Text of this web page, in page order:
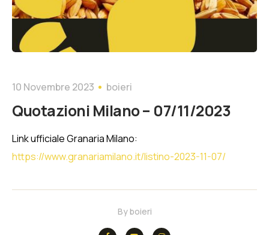
10 Novembre 2023 boieri
Quotazioni Milano – 07/11/2023
Link ufficiale Granaria Milano:
https://www.granariamilano.it/listino-2023-11-07/
Byboieri